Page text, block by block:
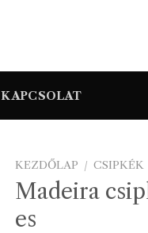
KAPCSOLAT
KEZDŐLAP / CSIPKÉK
Madeira
es